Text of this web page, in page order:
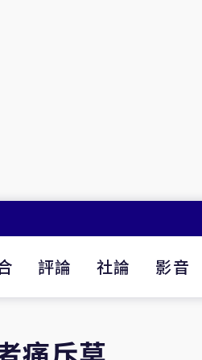
評論 社論 影音